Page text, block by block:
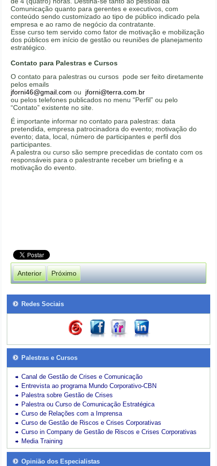
Comunicação quanto para gerentes e executivos, com
conteúdo sendo customizado ao tipo de público indicado pela
empresa e ao ramo de negócio da contratante.
Esse curso tem servido como fator de motivação e mobilização
dos públicos em início de gestão ou reuniões de planejamento
estratégico.
Contato para Palestras e Cursos
O contato para palestras ou cursos pode ser feito diretamente
pelos emails
jforni46@gmail.com ou jforni@terra.com.br
ou pelos telefones publicados no menu “Perfil” ou pelo
“Contato” existente no site.
É importante informar no contato para palestras: data
pretendida, empresa patrocinadora do evento; motivação do
evento; data, local, número de participantes e perfil dos
participantes.
A palestra ou curso são sempre precedidas de contato com os
responsáveis para o palestrante receber um briefing e a
motivação do evento.
Anterior Próximo
Redes Sociais
Palestras e Cursos
Canal de Gestão de Crises e Comunicação
Entrevista ao programa Mundo Corporativo-CBN
Palestra sobre Gestão de Crises
Palestra ou Curso de Comunicação Estratégica
Curso de Relações com a Imprensa
Curso de Gestão de Riscos e Crises Corporativas
Curso in Company de Gestão de Riscos e Crises Corporativas
Media Training
Opinião dos Especialistas